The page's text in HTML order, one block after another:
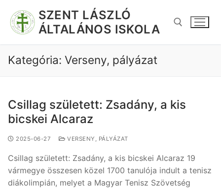
SZENT LÁSZLÓ
ÁLTALÁNOS ISKOLA
Kategória: Verseny, pályázat
Csillag született: Zsadány, a kis
bicskei Alcaraz
2025-06-27 VERSENY, PÁLYÁZAT
Csillag született: Zsadány, a kis bicskei Alcaraz 19
vármegye összesen közel 1700 tanulója indult a tenisz
diákolimpián, melyet a Magyar Tenisz Szövetség